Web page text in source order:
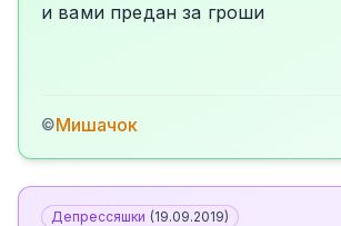
и вами предан за гроши
©Мишачок
Депрессяшки (19.09.2019)